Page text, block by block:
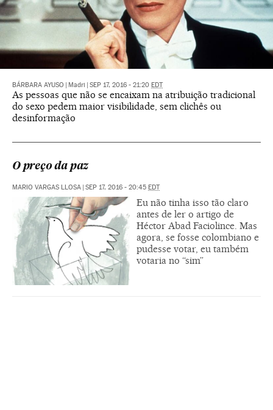
BÁRBARA AYUSO Madri SEP 17, 2016 - 21:20 EDT
As pessoas que não se encaixam na atribuição tradicional
do sexo pedem maior visibilidade, sem clichês ou
desinformação
O preço da paz
MARIO VARGAS LLOSA SEP 17, 2016 - 20:45 EDT
Eu não tinha isso tão claro
antes de ler o artigo de
Héctor Abad Faciolince. Mas
agora, se fosse colombiano e
pudesse votar, eu também
votaria no “sim”